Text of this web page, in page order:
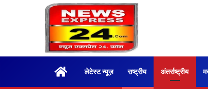
Homeलेटेस्ट न्यूज़ राष्ट्रीय अंतर्राष्ट्रीय